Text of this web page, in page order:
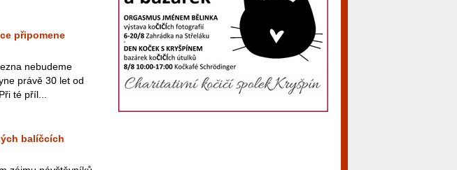
připomene
nebudeme
právě 30 let od
té příl...
balíčcích